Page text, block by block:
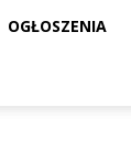
OGŁOSZENIA